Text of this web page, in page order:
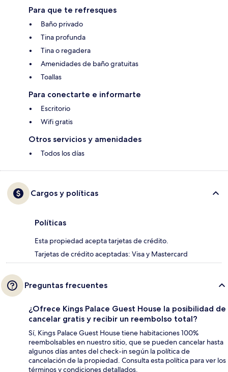
Para que te refresques
Baño privado
Tina profunda
Tina o regadera
Amenidades de baño gratuitas
Toallas
Para conectarte e informarte
Escritorio
Wifi gratis
Otros servicios y amenidades
Todos los días
Cargos y políticas
Políticas
Esta propiedad acepta tarjetas de crédito.
Tarjetas de crédito aceptadas: Visa y Mastercard
Preguntas frecuentes
¿Ofrece Kings Palace Guest House la posibilidad de
cancelar gratis y recibir un reembolso total?
Sí, Kings Palace Guest House tiene habitaciones 100%
reembolsables en nuestro sitio, que se pueden cancelar hasta
algunos días antes del check-in según la política de
cancelación de la propiedad. Consulta esta política para ver los
términos y condiciones detallados.